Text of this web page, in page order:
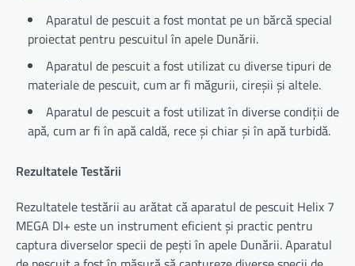
Aparatul de pescuit a fost montat pe un bărcă special
proiectat pentru pescuitul în apele Dunării.
Aparatul de pescuit a fost utilizat cu diverse tipuri de
materiale de pescuit, cum ar fi măgurii, cireșii și altele.
Aparatul de pescuit a fost utilizat în diverse condiții de
apă, cum ar fi în apă caldă, rece și chiar și în apă turbidă.
Rezultatele Testării
Rezultatele testării au arătat că aparatul de pescuit Helix 7
MEGA DI+ este un instrument eficient și practic pentru
captura diverselor specii de pești în apele Dunării. Aparatul